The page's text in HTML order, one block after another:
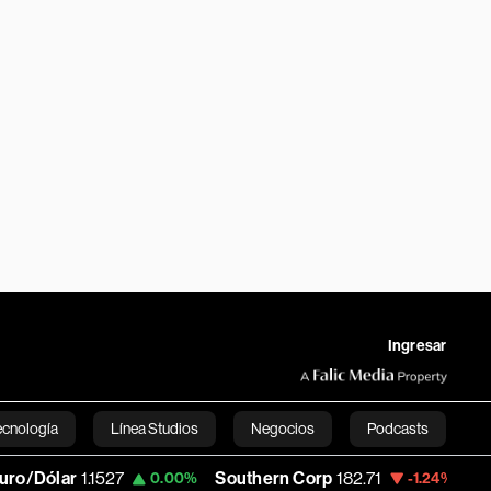
Ingresar
Línea Studios Negocios Podcasts
English
1.1527 0.00% Southern Corp 182.71 -1.24% Copa